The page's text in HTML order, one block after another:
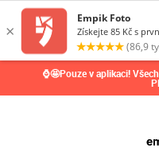
⌚🤩Pouze v aplikaci!